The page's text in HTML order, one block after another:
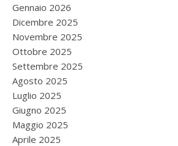
Gennaio 2026
Dicembre 2025
Novembre 2025
Ottobre 2025
Settembre 2025
Agosto 2025
Luglio 2025
Giugno 2025
Maggio 2025
Aprile 2025